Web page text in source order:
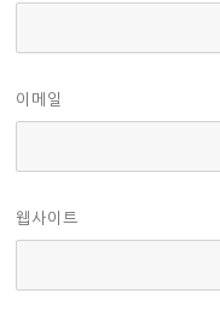
이메일
웹사이트